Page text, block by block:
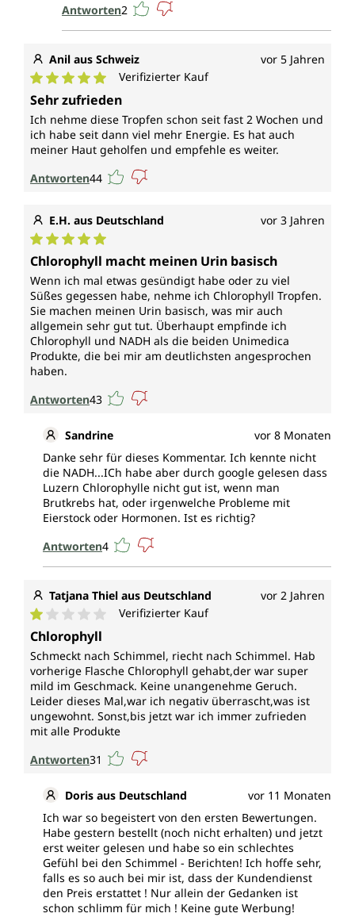
Antworten2
Anil aus Schweiz vor 5 Jahren
Durchschnittliche Bewertung von 5 von 5 Sternen
Verifizierter Kauf
Sehr zufrieden
Ich nehme diese Tropfen schon seit fast 2 Wochen und
ich habe seit dann viel mehr Energie. Es hat auch
meiner Haut geholfen und empfehle es weiter.
Antworten44
E.H. aus Deutschland vor 3 Jahren
Durchschnittliche Bewertung von 5 von 5 Sternen
Chlorophyll macht meinen Urin basisch
Wenn ich mal etwas gesündigt habe oder zu viel
Süßes gegessen habe, nehme ich Chlorophyll Tropfen.
Sie machen meinen Urin basisch, was mir auch
allgemein sehr gut tut. Überhaupt empfinde ich
Chlorophyll und NADH als die beiden Unimedica
Produkte, die bei mir am deutlichsten angesprochen
haben.
Antworten43
Sandrine
vor 8 Monaten
Danke sehr für dieses Kommentar. Ich kennte nicht
die NADH...ICh habe aber durch google gelesen dass
Luzern Chlorophylle nicht gut ist, wenn man
Brutkrebs hat, oder irgenwelche Probleme mit
Eierstock oder Hormonen. Ist es richtig?
Antworten4
Tatjana Thiel aus Deutschland vor 2 Jahren
Durchschnittliche Bewertung von 1 von 5 Sternen
Verifizierter Kauf
Chlorophyll
Schmeckt nach Schimmel, riecht nach Schimmel. Hab
vorherige Flasche Chlorophyll gehabt,der war super
mild im Geschmack. Keine unangenehme Geruch.
Leider dieses Mal,war ich negativ überrascht,was ist
ungewohnt. Sonst,bis jetzt war ich immer zufrieden
mit alle Produkte
Antworten31
Doris aus Deutschland
vor 11 Monaten
Ich war so begeistert von den ersten Bewertungen.
Habe gestern bestellt (noch nicht erhalten) und jetzt
erst weiter gelesen und habe so ein schlechtes
Gefühl bei den Schimmel - Berichten! Ich hoffe sehr,
falls es so auch bei mir ist, dass der Kundendienst
den Preis erstattet ! Nur allein der Gedanken ist
schon schlimm für mich ! Keine gute Werbung!